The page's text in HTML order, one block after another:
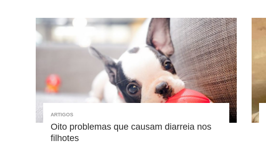
ARTIGOS
Oito problemas que causam diarreia nos
filhotes